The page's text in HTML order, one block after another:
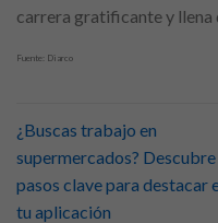
carrera gratificante y llena
Fuente: Diarco
¿Buscas trabajo en
supermercados? Descubre
pasos clave para destacar
tu aplicación